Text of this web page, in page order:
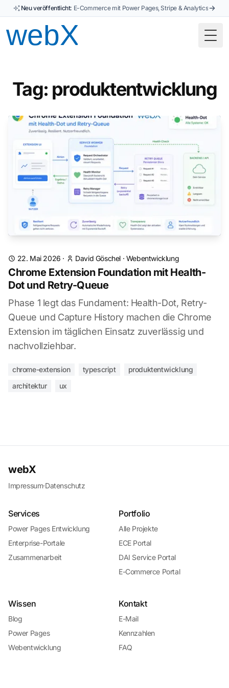
Neu veröffentlicht: E-Commerce mit Power Pages, Stripe & Analytics
Tag: produktentwicklung
22. Mai 2026 · David Göschel · Webentwicklung
Chrome Extension Foundation mit Health-
Dot und Retry-Queue
Phase 1 legt das Fundament: Health-Dot, Retry-
Queue und Capture History machen die Chrome
Extension im täglichen Einsatz zuverlässig und
nachvollziehbar.
chrome-extension typescript
produktentwicklung
architektur
ux
webX
Impressum·Datenschutz
Services
Power Pages Entwicklung
Enterprise-Portale
Zusammenarbeit
Portfolio
Alle Projekte
ECE Portal
DAI Service Portal
E-Commerce Portal
Wissen
Blog
Power Pages
Webentwicklung
Kontakt
E-Mail
Kennzahlen
FAQ